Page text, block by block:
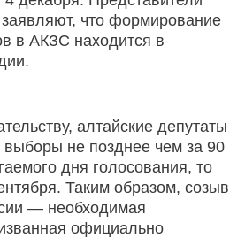
заявляют, что формирование
в АКЗС находится в
алтайские депутаты
не позднее чем за 90
дня голосования, то
Таким образом, созыв
— необходимая
официально